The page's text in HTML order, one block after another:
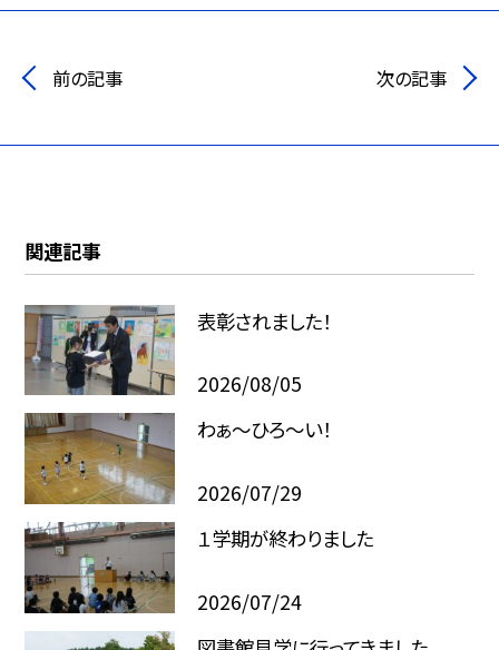
前の記事 次の記事
関連記事
表彰されました！
2026/08/05
わぁ～ひろ～い！
2026/07/29
１学期が終わりました
2026/07/24